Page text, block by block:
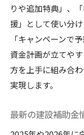
りや追加特典」、
援」として使い分
「キャンペーンで
資金計画が立てや
方を上手に組み合
実現します。
最新の建設補助金